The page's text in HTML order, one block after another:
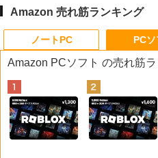
Amazon 売れ筋ランキング
ノートPC PCソ
Amazon PCソフト の売れ筋